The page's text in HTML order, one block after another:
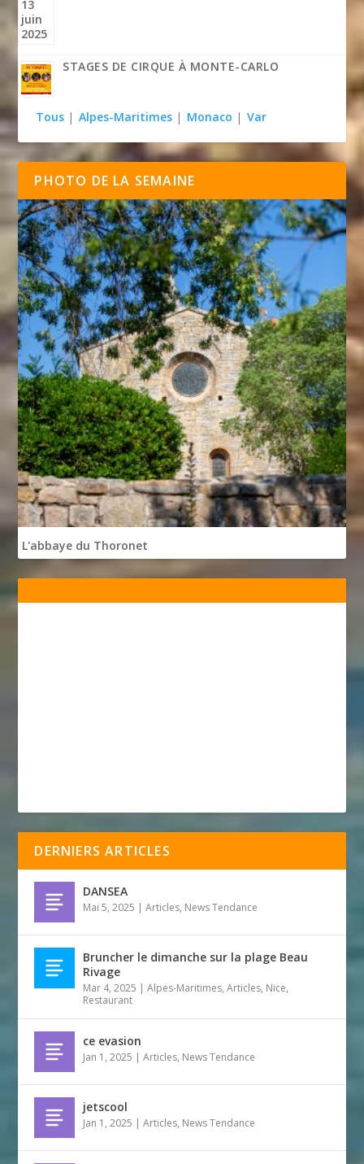
STAGES DE CIRQUE À MONTE-CARLO
Tous | Alpes-Maritimes | Monaco | Var
PHOTO DE LA SEMAINE
L'abbaye du Thoronet
DERNIERS ARTICLES
DANSEA
Mai 5, 2025 |Articles, News Tendance
Bruncher le dimanche sur la plage Beau
Rivage
Mar 4, 2025 |Alpes-Maritimes,Articles, Nice,
Restaurant
ce evasion
Jan 1, 2025 |Articles, News Tendance
jetscool
Jan 1, 2025 |Articles, News Tendance